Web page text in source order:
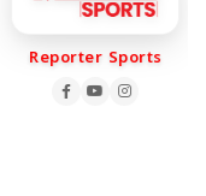
Reporter Sports